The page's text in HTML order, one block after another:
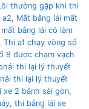
thường gặp khi thi
a2, Mất bằng lái mất
bằng lái có làm
, Thi a1 chạy vòng số
8 được chạm vạch
thi lại lý thuyết
thi lại lý thuyết
xe 2 bánh sài gòn,
, thi bằng lái xe